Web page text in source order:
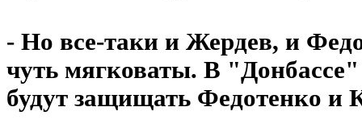
- Но все-таки и Жердев, и
чуть мягковаты. В
будут защищать Федотенко и